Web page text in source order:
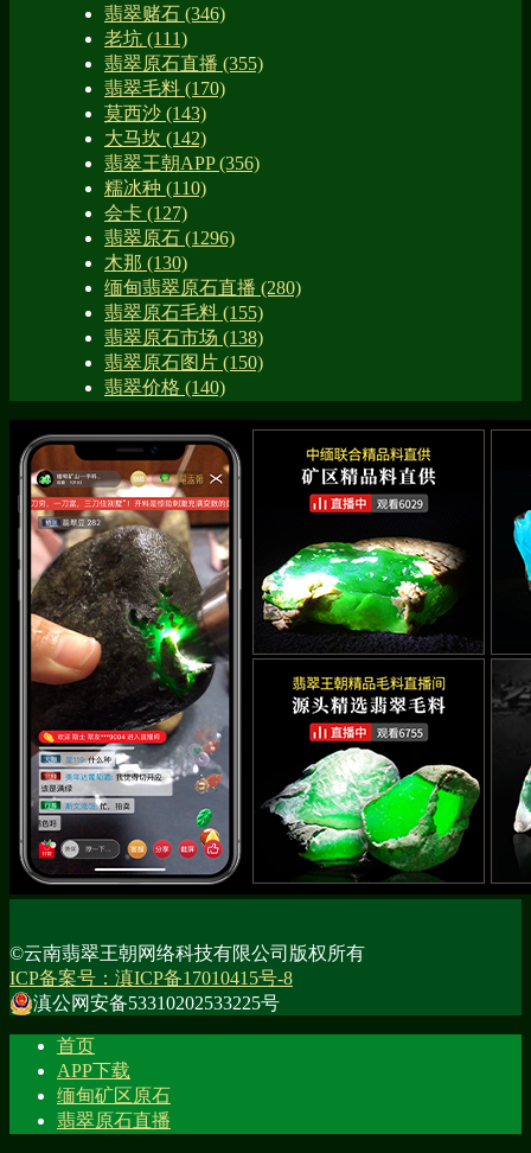
翡翠赌石 (346)
老坑 (111)
翡翠原石直播 (355)
翡翠毛料 (170)
莫西沙 (143)
大马坎 (142)
翡翠王朝APP(356)
糯冰种 (110)
会卡 (127)
翡翠原石 (1296)
木那 (130)
缅甸翡翠原石直播 (280)
翡翠原石毛料 (155)
翡翠原石市场 (138)
翡翠原石图片 (150)
翡翠价格 (140)
©云南翡翠王朝网络科技有限公司版权所有
ICP备案号：滇ICP备17010415号-8
滇公网安备53310202533225号
首页
APP下载
缅甸矿区原石
翡翠原石直播